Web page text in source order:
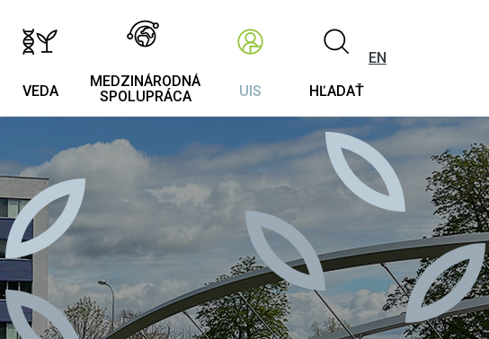
VEDA
MEDZINÁRODNÁ
SPOLUPRÁCA
UIS HĽADAŤ
EN